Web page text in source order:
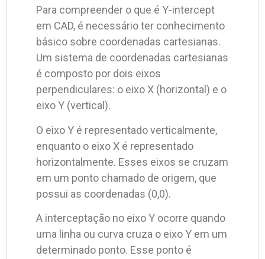
Para compreender o que é Y-intercept
em CAD, é necessário ter conhecimento
básico sobre coordenadas cartesianas.
Um sistema de coordenadas cartesianas
é composto por dois eixos
perpendiculares: o eixo X (horizontal) e o
eixo Y (vertical).
O eixo Y é representado verticalmente,
enquanto o eixo X é representado
horizontalmente. Esses eixos se cruzam
em um ponto chamado de origem, que
possui as coordenadas (0,0).
A interceptação no eixo Y ocorre quando
uma linha ou curva cruza o eixo Y em um
determinado ponto. Esse ponto é